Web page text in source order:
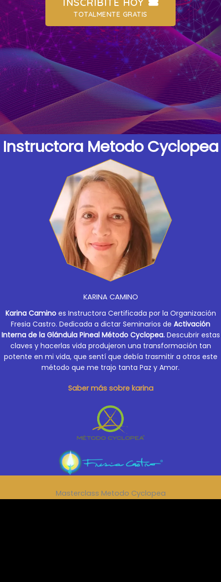
TOTALMENTE GRATIS
Instructora Metodo Cyclopea
KARINA CAMINO
Karina Caminoes Instructora Certificada por la Organización
Fresia Castro. Dedicada a dictar Seminarios de Activación
Interna de la Glándula Pineal Método Cyclopea.Descubrir estas
claves y hacerlas vida produjeron una transformación tan
potente en mi vida, que sentí que debía trasmitir a otros este
método que me trajo tanta Paz y Amor.
Saber más sobre karina
Masterclass Metodo Cyclopea